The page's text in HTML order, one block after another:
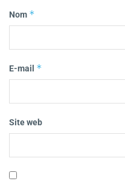
Nom *
E-mail *
Site web